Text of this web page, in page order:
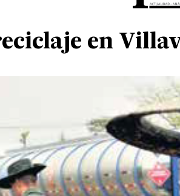
en